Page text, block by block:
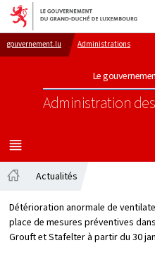
Aller au
Aller au
gouvernement.lu Administrations
Le
Administration
MENU
PRINCIPAL
Actualités
Détérioration anormale de
place de mesures préventives
Grouft et Stafelter à partir du 30